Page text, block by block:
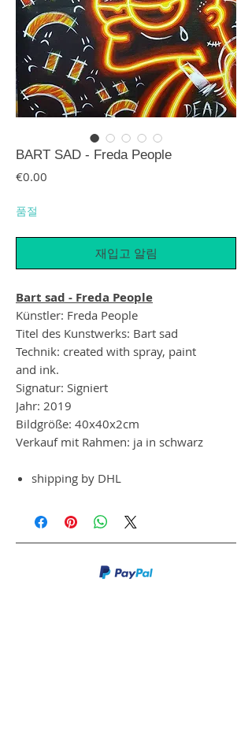
BART SAD - Freda People
€0.00
품절
재입고 알림
Bart sad - Freda People
Künstler: Freda People
Titel des Kunstwerks: Bart sad
Technik: created with spray, paint
and ink.
Signatur: Signiert
Jahr: 2019
Bildgröße: 40x40x2cm
Verkauf mit Rahmen: ja in schwarz
shipping by DHL